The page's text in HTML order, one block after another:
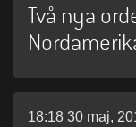
Två nya
18:18 30 maj,